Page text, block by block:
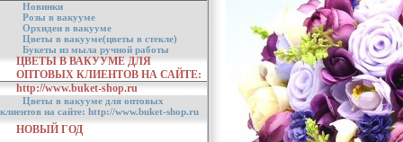
Новинки
Розы в вакууме
Орхидеи в вакууме
Цветы в вакууме(цветы в стекле)
Букеты из мыла ручной работы
ЦВЕТЫ В ВАКУУМЕ ДЛЯ
ОПТОВЫХ КЛИЕНТОВ НА САЙТЕ:
http://www.buket-shop.ru
Цветы в вакууме для оптовых
клиентов на сайте: http://www.buket-shop.ru
НОВЫЙ ГОД